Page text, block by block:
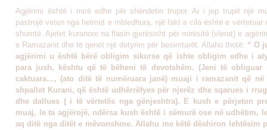
Agjërimi është i mirë edhe për shëndetin trupor. Ai i jep trupit një
pastrojë veten nga helmet e mbledhura, një fakt e cila është e vërtetuar
shumtë. Ajetet kuranore na flasin gjerësisht për mirësitë (vlerat) e
e Ramazanit dhe të qenët një detyrim për besimtarët. Allahu thotë: “ O
agjërimi u është bërë obligim sikurse që ishte obligim edhe i
para jush, kështu që të bëheni të devotshëm. (Jeni të obliguar
caktuara…, (ato ditë të numëruara janë) muaji i ramazanit që
shpallet Kurani, që është udhërrëfyes për njerëz dhe sqarues i
dhe dallues ( i të vërtetës nga gënjeshtra). E kush e përjeton
muaj, le ta agjërojë, ndërsa kush është i sëmurë ose në udhëtim,
aq ditë nga ditët e mëvonshme. Allahu me këtë dëshiron lehtësim